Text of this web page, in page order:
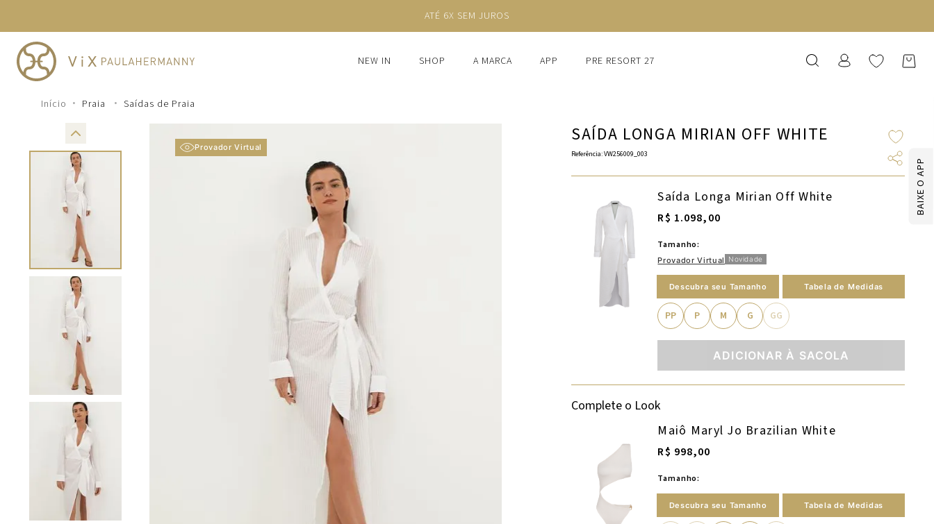
BAIXE O APP
ATÉ 6X SEM JUROS
NEW IN SHOP A MARCA APP PRE RESORT 27
Praia Saídas de Praia
Provador Virtual
SAÍDA LONGA MIRIAN OFF WHITE
Referência:VW256009_003
Saída Longa Mirian Off White
R$ 1.098,00
Tamanho:
Provador Virtual Novidade
Descubra seu Tamanho Tabela de Medidas
PP P M G GG
ADICIONAR À SACOLA
Complete o Look
Maiô Maryl Jo Brazilian White
R$ 998,00
Tamanho:
Descubra seu Tamanho Tabela de Medidas
cheeky
2º
vestido
vestido curto